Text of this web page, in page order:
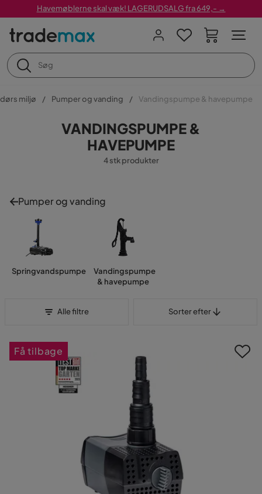
Havemøblerne skal væk! LAGERUDSALG fra 649,- →
miljø Pumper og vanding Vandingspumpe & havepumpe
VANDINGSPUMPE &
HAVEPUMPE
4 stk produkter
Pumper og vanding
Springvandspumpe
Vandingspumpe
& havepumpe
Alle filtre Sorter efter
Få tilbage